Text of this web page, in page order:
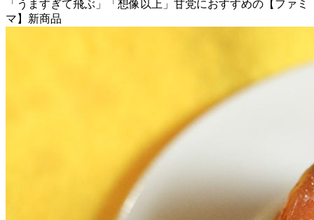
「うますぎて飛ぶ」「想像以上」甘党におすすめの【ファミ
マ】新商品